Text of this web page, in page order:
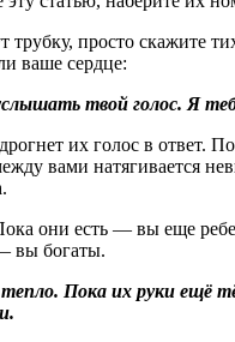
трубку, просто скажите
ваше сердце:
твой голос. Я
их голос в ответ.
вами натягивается
они есть — вы еще
вы богаты.
Пока их руки ещё